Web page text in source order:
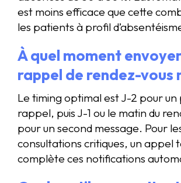
est moins efficace que cette
les patients à profil
À quel moment
rappel de rendez-vous
Le timing optimal est J-2 pour
rappel, puis J-1 ou le matin du
pour un second message. Pour
consultations critiques, un appel
complète ces notifications